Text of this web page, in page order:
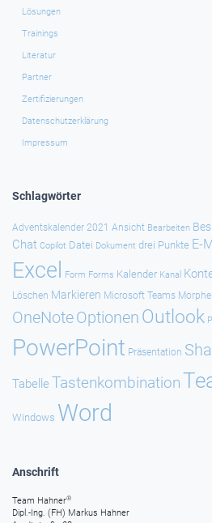
Lösungen
Trainings
Literatur
Partner
Zertifizierungen
Datenschutzerklärung
Impressum
Schlagwörter
Adventskalender 2021 Ansicht Bearbeiten
Chat Copilot Datei Dokument drei Punkte E-
Excel Form Forms Kalender Kanal
Löschen Markieren Microsoft Teams
OneNoteOptionen Outlook
PowerPoint Präsentation
Tabelle Tastenkombination
Windows Word
Anschrift
Team Hahner®
Dipl.-Ing. (FH) Markus Hahner